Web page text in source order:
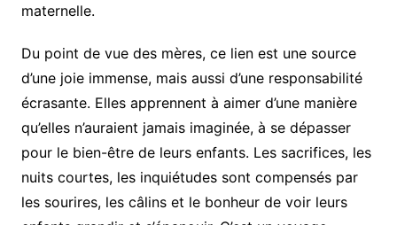
maternelle.
Du point de vue des mères, ce lien est une source
d’une joie immense, mais aussi d’une responsabilité
écrasante. Elles apprennent à aimer d’une manière
qu’elles n’auraient jamais imaginée, à se dépasser
pour le bien-être de leurs enfants. Les sacrifices, les
nuits courtes, les inquiétudes sont compensés par
les sourires, les câlins et le bonheur de voir leurs